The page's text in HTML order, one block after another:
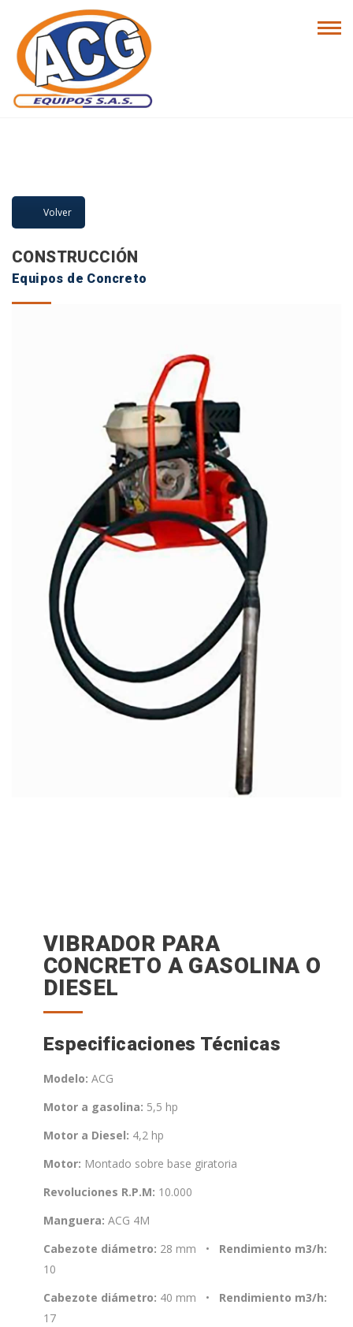
LÍNEA DE
PRODUCTOS
Volver
CONSTRUCCIÓN
Equipos de Concreto
VIBRADOR PARA
CONCRETO A GASOLINA O
DIESEL
Especificaciones Técnicas
Modelo: ACG
Motor a gasolina: 5,5 hp
Motor a Diesel: 4,2 hp
Motor: Montado sobre base giratoria
Revoluciones R.P.M: 10.000
Manguera: ACG 4M
Cabezote diámetro: 28 mm • Rendimiento m3/h:
10
Cabezote diámetro: 40 mm • Rendimiento m3/h:
17